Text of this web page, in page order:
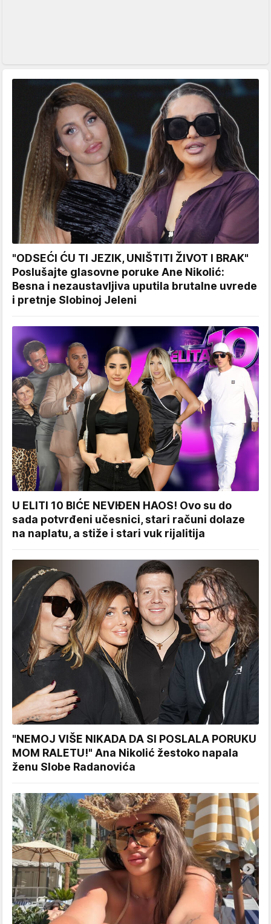
"ODSEĆI ĆU TI JEZIK, UNIŠTITI ŽIVOT I BRAK"
Poslušajte glasovne poruke Ane Nikolić:
Besna i nezaustavljiva uputila brutalne uvrede
i pretnje Slobinoj Jeleni
U ELITI 10 BIĆE NEVIĐEN HAOS! Ovo su do
sada potvrđeni učesnici, stari računi dolaze
na naplatu, a stiže i stari vuk rijalitija
"NEMOJ VIŠE NIKADA DA SI POSLALA PORUKU
MOM RALETU!" Ana Nikolić žestoko napala
ženu Slobe Radanovića